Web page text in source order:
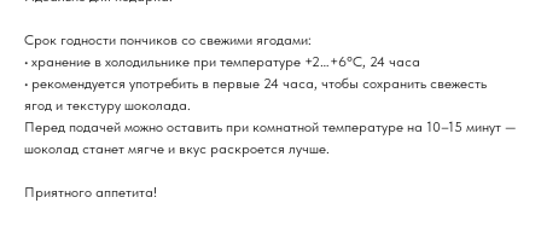
Срок годности пончиков со свежими ягодами:
• хранение в холодильнике при температуре +2…+6°C, 24 часа
• рекомендуется употребить в первые 24 часа, чтобы сохранить свежесть
ягод и текстуру шоколада.
Перед подачей можно оставить при комнатной температуре на 10–15 минут —
шоколад станет мягче и вкус раскроется лучше.
​Приятного аппетита!